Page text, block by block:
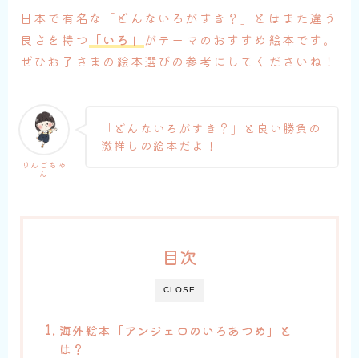
日本で有名な「どんないろがすき？」とはまた違う
良さを持つ 「いろ」 がテーマのおすすめ絵本です。
ぜひお子さまの絵本選びの参考にしてくださいね！
りんごちゃ
ん
「どんないろがすき？」と良い勝負の
激推しの絵本だよ！
CLOSE
目次
海外絵本 「アンジェロのいろあつめ」と
は？